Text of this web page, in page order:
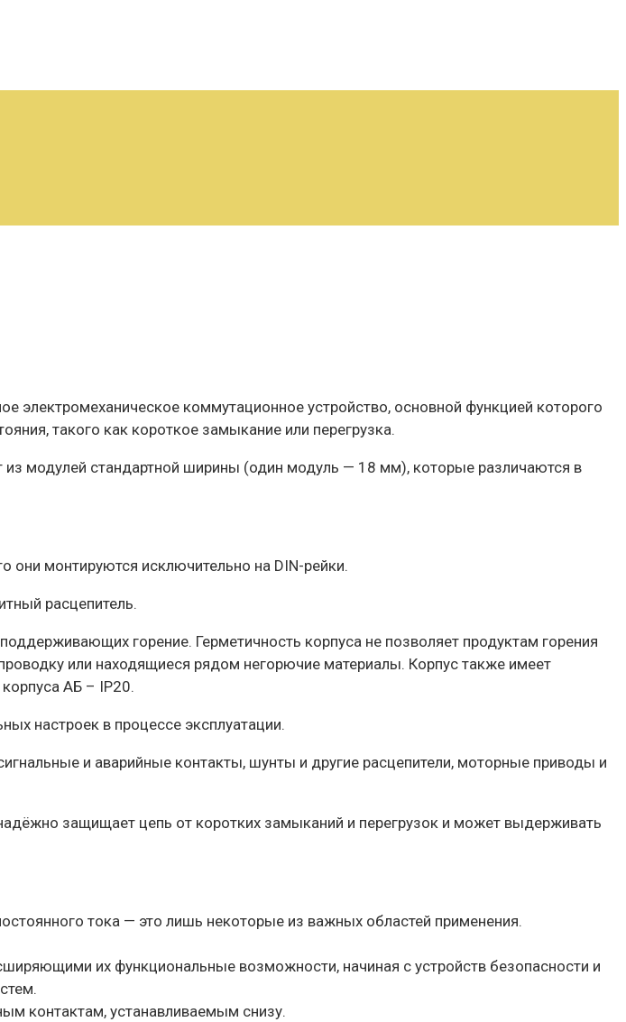
коммутационное устройство, основной функцией которого
такого как короткое замыкание или перегрузка.
из модулей стандартной ширины (один модуль — 18 мм), которые различаются в
они монтируются исключительно на DIN-рейки.
расцепитель.
горение. Герметичность корпуса не позволяет продуктам горения
или находящиеся рядом негорючие материалы. Корпус также имеет
АБ – IP20.
настроек в процессе эксплуатации.
и аварийные контакты, шунты и другие расцепители, моторные приводы и
защищает цепь от коротких замыканий и перегрузок и может выдерживать
тока — это лишь некоторые из важных областей применения.
их функциональные возможности, начиная с устройств безопасности и
контактам, устанавливаемым снизу.